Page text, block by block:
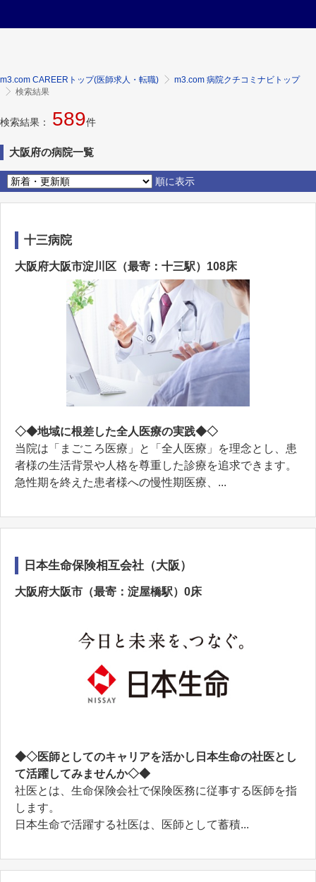
m3.com CAREERトップ(医師求人・転職)
m3.com 病院クチコミナビトップ
検索結果
検索結果： 589件
大阪府の病院一覧
順に表示
十三病院
大阪府大阪市淀川区（最寄：十三駅）108床
◇◆地域に根差した全人医療の実践◆◇
当院は「まごころ医療」と「全人医療」を理念とし、患
者様の生活背景や人格を尊重した診療を追求できます。
急性期を終えた患者様への慢性期医療、...
日本生命保険相互会社（大阪）
大阪府大阪市（最寄：淀屋橋駅）0床
◆◇医師としてのキャリアを活かし日本生命の社医とし
て活躍してみませんか◇◆
社医とは、生命保険会社で保険医務に従事する医師を指
します。
日本生命で活躍する社医は、医師として蓄積...